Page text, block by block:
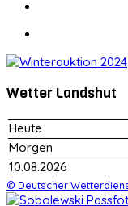
Wetter Landshut
Heute
Morgen
10.08.2026
© Deutscher